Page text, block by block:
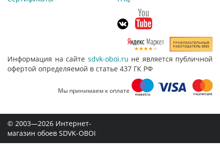
Информация на сайте sdvk-oboi.ru не является публичной
офертой определяемой в статье 437 ГК РФ
Мы принимаем к оплате
© 2003—2026 Интернет-
магазин обоев SDVK-OBOI